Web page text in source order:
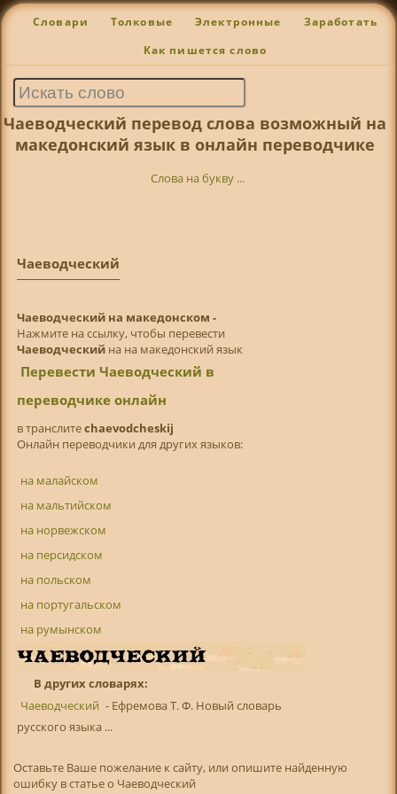
Словари Толковые Электронные Заработать
Как пишется слово
Чаеводческий перевод слова возможный на
македонский язык в онлайн переводчике
Слова на букву ...
Чаеводческий
Чаеводческий на македонском -
Нажмите на ссылку, чтобы перевести
Чаеводческийна на македонский язык
Перевести Чаеводческий в
переводчике онлайн
в транслитechaevodcheskij
Онлайн переводчики для других языков:
на малайском
на мальтийском
на норвежском
на персидском
на польском
на португальском
на румынском
В других словарях:
Чаеводческий - Ефремова Т. Ф. Новый словарь
русского языка ...
Оставьте Ваше пожелание к сайту, или опишите найденную
ошибку в статье о Чаеводческий